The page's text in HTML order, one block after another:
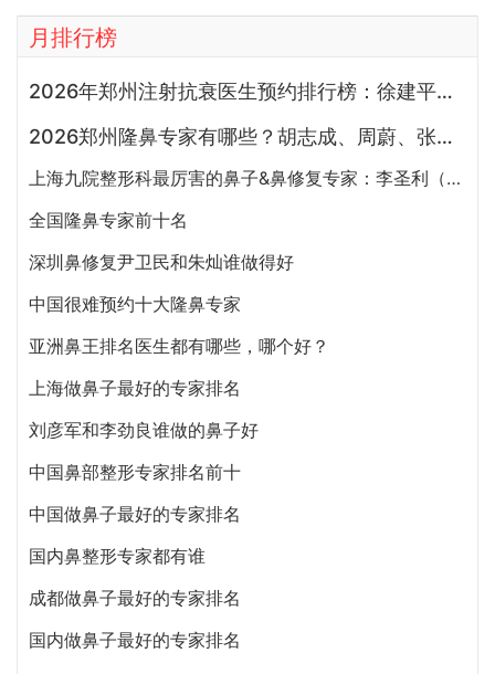
月排行榜
2026年郑州注射抗衰医生预约排行榜：徐建平、张歌、赵永华、张婉霞、王妍芝、唐喜、李娟、朱怡梦哪个好？
2026郑州隆鼻专家有哪些？胡志成、周蔚、张海洋、王启立、张鹏、李冰谁做鼻子更好？
上海九院整形科最厉害的鼻子&鼻修复专家：李圣利（简介、案例、预约）
全国隆鼻专家前十名
深圳鼻修复尹卫民和朱灿谁做得好
中国很难预约十大隆鼻专家
亚洲鼻王排名医生都有哪些，哪个好？
上海做鼻子最好的专家排名
刘彦军和李劲良谁做的鼻子好
中国鼻部整形专家排名前十
中国做鼻子最好的专家排名
国内鼻整形专家都有谁
成都做鼻子最好的专家排名
国内做鼻子最好的专家排名